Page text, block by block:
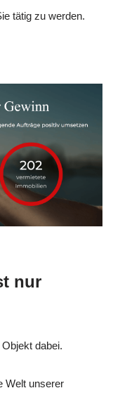
tätig zu werden.
nur
dabei.
Welt unserer